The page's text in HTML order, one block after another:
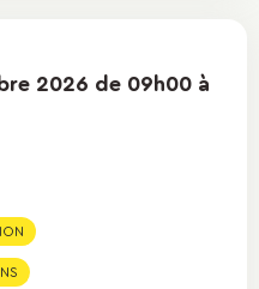
2026 de 09h00 à